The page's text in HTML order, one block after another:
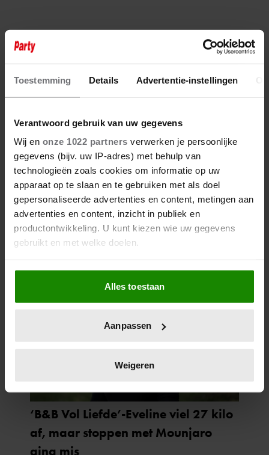
Toestemming Details Advertentie-instellingen
Verantwoord gebruik van uw gegevens
Wij en onze 1022 partners verwerken je persoonlijke
gegevens (bijv. uw IP-adres) met behulp van
technologieën zoals cookies om informatie op uw
apparaat op te slaan en te gebruiken met als doel
gepersonaliseerde advertenties en content, metingen aan
advertenties en content, inzicht in publiek en
productontwikkeling. U kunt kiezen wie uw gegevens
gebruikt en met welke doelen.
Als u het toestaat, willen we ook graag:
Informatie verzamelen over uw geografische
locatie, die tot een paar meter nauwkeurig kan zijn
scannen op specifieke eigenschappen (fingerprinting)
verwerkt en stel uw voorkeuren in het
intrekken in de Cookieverklaring.
We gebruiken cookies om content en advertenties te
personaliseren, om functies voor social media te bieden
en om ons websiteverkeer te analyseren. Ook delen we
Alles toestaan
Aanpassen
Weigeren